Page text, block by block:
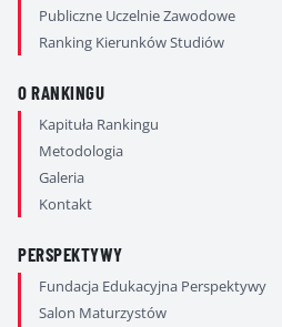
Publiczne Uczelnie Zawodowe
Ranking Kierunków Studiów
O RANKINGU
Kapituła Rankingu
Metodologia
Galeria
Kontakt
PERSPEKTYWY
Fundacja Edukacyjna Perspektywy
Salon Maturzystów